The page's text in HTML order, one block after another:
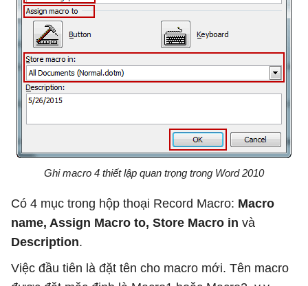
Ghi macro 4 thiết lập quan trọng trong Word 2010
Có 4 mục trong hộp thoại Record Macro: Macro
name, Assign Macro to, Store Macro in và
Description.
Việc đầu tiên là đặt tên cho macro mới. Tên macro